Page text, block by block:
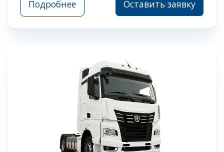
Подробнее Оставить заявку